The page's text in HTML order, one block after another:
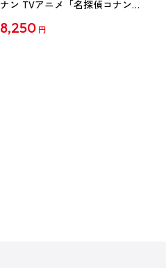
ナン TVアニメ「名探偵コナン」
【1BOX】
8,250 円